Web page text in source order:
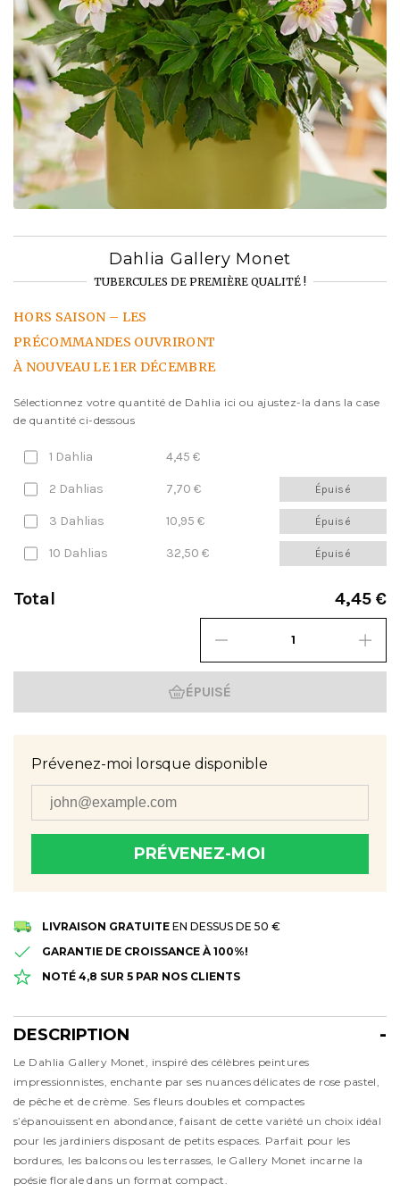
Dahlia Gallery Monet
TUBERCULES DE PREMIÈRE QUALITÉ !
HORS SAISON – LES
PRÉCOMMANDES OUVRIRONT
À NOUVEAU LE 1ER DÉCEMBRE
Sélectionnez votre quantité de Dahlia ici ou ajustez-la dans la case
de quantité ci-dessous
1 Dahlia 4,45 €
2 Dahlias 7,70 € Épuisé
3 Dahlias 10,95 € Épuisé
10 Dahlias 32,50 € Épuisé
Total 4,45 €
ÉPUISÉ
Prévenez-moi lorsque disponible
PRÉVENEZ-MOI
LIVRAISON GRATUITE EN DESSUS DE 50 €
GARANTIE DE CROISSANCE À 100%!
NOTÉ 4,8 SUR 5 PAR NOS CLIENTS
DESCRIPTION
Description
Le Dahlia Gallery Monet, inspiré des célèbres peintures
impressionnistes, enchante par ses nuances délicates de rose pastel,
de pêche et de crème. Ses fleurs doubles et compactes
s’épanouissent en abondance, faisant de cette variété un choix idéal
pour les jardiniers disposant de petits espaces. Parfait pour les
bordures, les balcons ou les terrasses, le Gallery Monet incarne la
poésie florale dans un format compact.